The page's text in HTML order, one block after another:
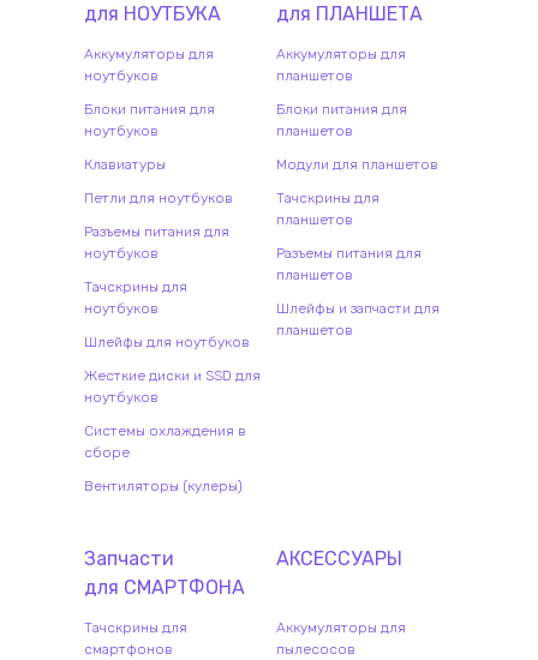
для НОУТБУКА
Аккумуляторы для
ноутбуков
Блоки питания для
ноутбуков
Клавиатуры
Петли для ноутбуков
Разъемы питания для
ноутбуков
Тачскрины для
ноутбуков
Шлейфы для ноутбуков
Жесткие диски и SSD для
ноутбуков
Системы охлаждения в
сборе
Вентиляторы (кулеры)
для ПЛАНШЕТА
Аккумуляторы для
планшетов
Блоки питания для
планшетов
Модули для планшетов
Тачскрины для
планшетов
Разъемы питания для
планшетов
Шлейфы и запчасти для
планшетов
Запчасти
для СМАРТФОНА
Тачскрины для
смартфонов
АКСЕССУАРЫ
Аккумуляторы для
пылесосов